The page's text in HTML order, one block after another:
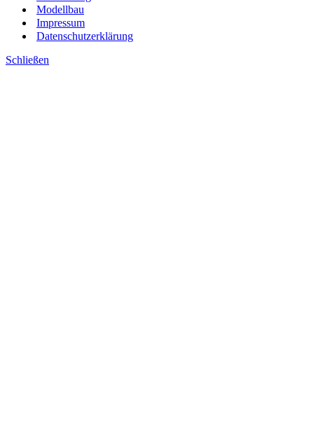
Modellbau
Impressum
Datenschutzerklärung
Schließen